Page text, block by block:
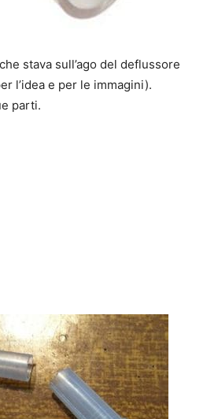
che stava sull’ago del deflussore
l’idea e per le immagini).
parti.